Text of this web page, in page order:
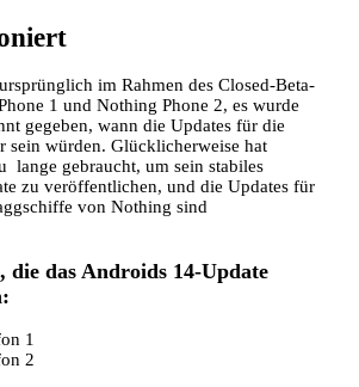
im Rahmen des Closed-Beta-
1 und Nothing Phone 2, es wurde
gegeben, wann die Updates für die
sein würden. Glücklicherweise hat
lange gebraucht, um sein stabiles
zu veröffentlichen, und die Updates für
von Nothing sind
die das Androids 14-Update
1
2